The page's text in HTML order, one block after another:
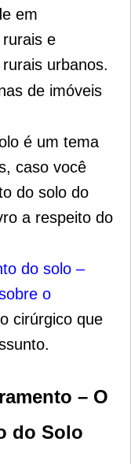
em
e
urbanos.
de imóveis
é um tema
caso você
do solo do
a respeito do
do solo –
o
cirúrgico que
– O
do Solo